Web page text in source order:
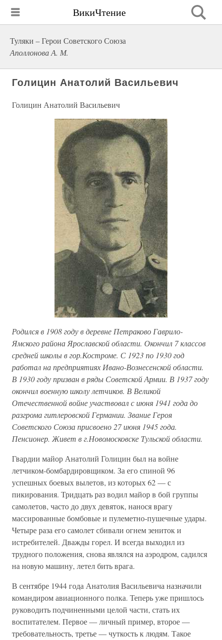
ВикиЧтение
Туляки – Герои Советского Союза
Аполлонова А. М.
Голицин Анатолий Васильевич
Голицин Анатолий Васильевич
Родился в 1908 году в деревне Петраково Гаврило-
Ямского района Ярославской области. Окончил 7 классов
средней школы в гор.Костроме. С 1923 по 1930 год
работал на предприятиях Ивано-Вознесенской области.
В 1930 году призван в ряды Советской Армии. В 1937 году
окончил военную школу летчиков. В Великой
Отечественной войне участвовал с июня 1941 года до
разгрома гитлеровской Германии. Звание Героя
Советского Союза присвоено 27 июня 1945 года.
Пенсионер. Живет в г.Новомосковске Тульской области.
Гвардии майор Анатолий Голицин был на войне
летчиком-бомбардировщиком. За его спиной 96
успешных боевых вылетов, из которых 62 — с
пикирования. Тридцать раз водил майор в бой группы
самолетов, часто до двух девяток, нанося врагу
массированные бомбовые и пулеметно-пушечные удары.
Четыре раза его самолет сбивали огнем зениток и
истребителей. Дважды горел. И всегда выходил из
трудного положения, снова являлся на аэродром, садился
на новую машину, летел бить врага.
В сентябре 1944 года Анатолия Васильевича назначили
командиром авиационного полка. Теперь уже пришлось
руководить подчиненными целой части, стать их
воспитателем. Первое — личный пример, второе —
требовательность, третье — чуткость к людям. Такое